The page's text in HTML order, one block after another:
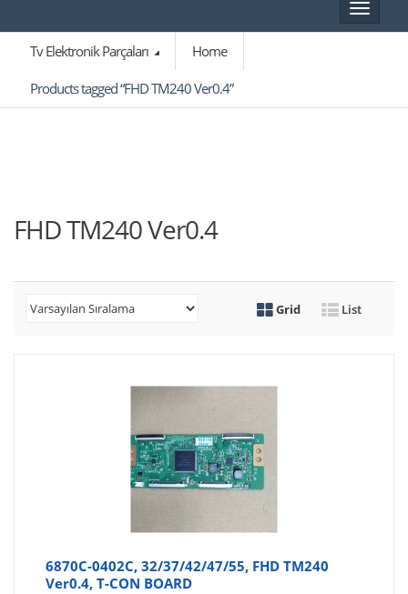
Toggle
Tv Elektronik Parçaları
Home
Products tagged “FHD TM240 Ver0.4”
FHD TM240 Ver0.4
Grid List
6870C-0402C, 32/37/42/47/55, FHD TM240
Ver0.4, T-CON BOARD